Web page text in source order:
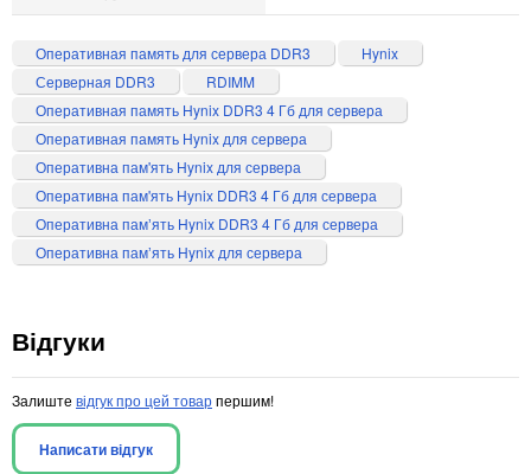
Оперативная память для сервера DDR3
Hynix
Серверная DDR3
RDIMM
Оперативная память Hynix DDR3 4 Гб для сервера
Оперативная память Hynix для сервера
Оперативна пам'ять Hynix для сервера
Оперативна пам'ять Hynix DDR3 4 Гб для сервера
Оперативна памʼять Hynix DDR3 4 Гб для сервера
Оперативна памʼять Hynix для сервера
Відгуки
Залиште відгук про цей товарпершим!
Написати відгук